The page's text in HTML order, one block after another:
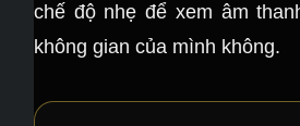
chế độ nhẹ để xem âm
không gian của mình không.